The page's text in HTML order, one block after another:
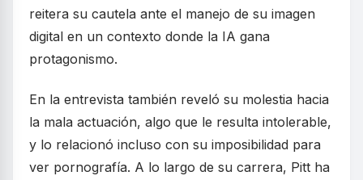
reitera su cautela ante el manejo de su imagen
digital en un contexto donde la IA gana
protagonismo.
En la entrevista también reveló su molestia hacia
la mala actuación, algo que le resulta intolerable,
y lo relacionó incluso con su imposibilidad para
ver pornografía. A lo largo de su carrera, Pitt ha